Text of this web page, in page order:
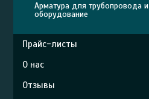
Арматура для трубопровода и
оборудование
Прайс-листы
О нас
Отзывы